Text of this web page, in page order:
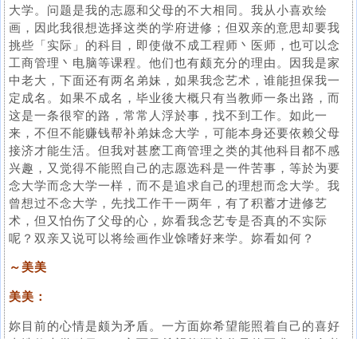
大学。问题是我的志愿和父母的不大相同。我从小喜欢绘
画，因此我很想选择这类的学府进修；但双亲的意思却要我
挑些「实际」的科目，即使做不成工程师丶医师，也可以念
工商管理丶电脑等课程。他们也有颇充分的理由。因我是家
中老大，下面还有两名弟妹，如果我念艺术，谁能担保我一
定成名。如果不成名，毕业後大概只有当教师一条出路，而
这是一条很窄的路，常常人浮於事，找不到工作。如此一
来，不但不能赚钱帮补弟妹念大学，可能本身还要依赖父母
接济才能生活。但我对甚麽工商管理之类的其他科目都不感
兴趣，又觉得不能照自己的志愿选科是一件苦事，等於为要
念大学而念大学一样，而不是追求自己的理想而念大学。我
曾想过不念大学，先找工作干一两年，有了积蓄才进修艺
术，但又怕伤了父母的心，妳看我念艺专是否真的不实际
呢？双亲又说可以将绘画作业馀嗜好来学。妳看如何？
～美美
美美：
妳目前的心情是颇为矛盾。一方面妳希望能照着自己的喜好